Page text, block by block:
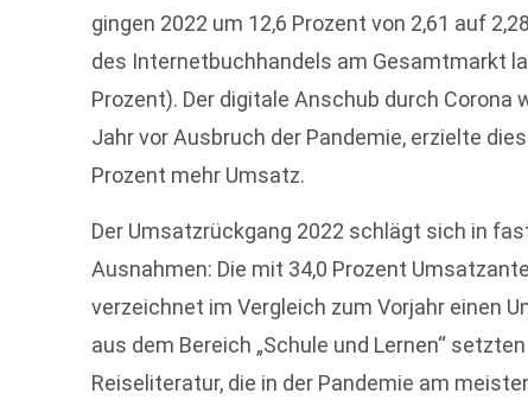
gingen 2022 um 12,6 Prozent von 2,61 auf
des Internetbuchhandels am Gesamtmarkt
Prozent). Der digitale Anschub durch Corona
Jahr vor Ausbruch der Pandemie, erzielte
Prozent mehr Umsatz.
Der Umsatzrückgang 2022 schlägt sich in
Ausnahmen: Die mit 34,0 Prozent
verzeichnet im Vergleich zum Vorjahr einen
aus dem Bereich „Schule und Lernen“
Reiseliteratur, die in der Pandemie am